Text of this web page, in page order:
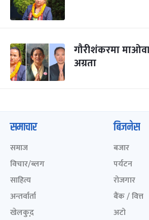
गौरीशंकरमा
अग्रता
समाचार
समाज
विचार/ब्लग
साहित्य
अन्तर्वार्ता
खेलकुद़़
बिजनेस
बजार
पर्यटन
रोजगार
बैंक / वित्त
अटो